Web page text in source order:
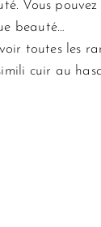
Vous pouvez
beauté…
toutes les
cuir au